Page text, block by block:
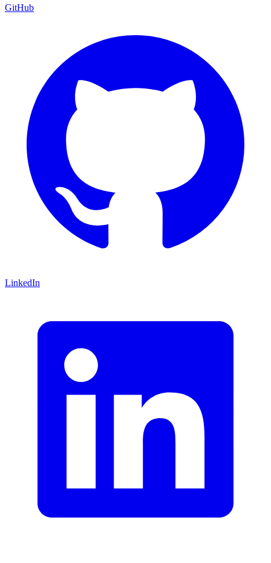
GitHub
LinkedIn